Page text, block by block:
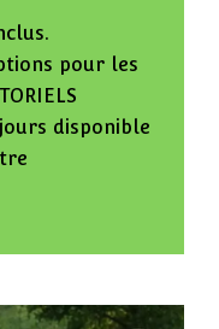
pour les
disponible